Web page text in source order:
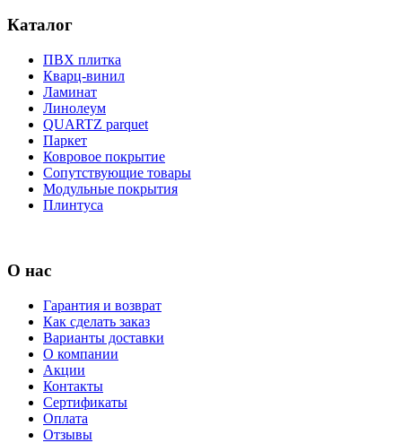
Каталог
ПВХ плитка
Кварц-винил
Ламинат
Линолеум
QUARTZ parquet
Паркет
Ковровое покрытие
Сопутствующие товары
Модульные покрытия
Плинтуса
О нас
Гарантия и возврат
Как сделать заказ
Варианты доставки
О компании
Акции
Контакты
Сертификаты
Оплата
Отзывы